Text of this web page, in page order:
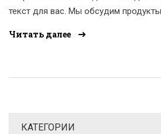
текст для вас. Мы обсудим
лет. Узнайте, как правильно хранить
непредвиденных ситуаций.
Читать далее
КАТЕГОРИИ